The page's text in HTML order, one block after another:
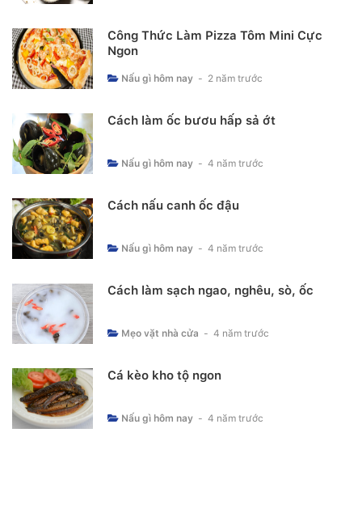
Công Thức Làm Pizza Tôm Mini Cực
Ngon
Nấu gì hôm nay - 2 năm trước
Cách làm ốc bươu hấp sả ớt
Nấu gì hôm nay - 4 năm trước
Cách nấu canh ốc đậu
Nấu gì hôm nay - 4 năm trước
Cách làm sạch ngao, nghêu, sò, ốc
Mẹo vặt nhà cửa - 4 năm trước
Cá kèo kho tộ ngon
Nấu gì hôm nay - 4 năm trước